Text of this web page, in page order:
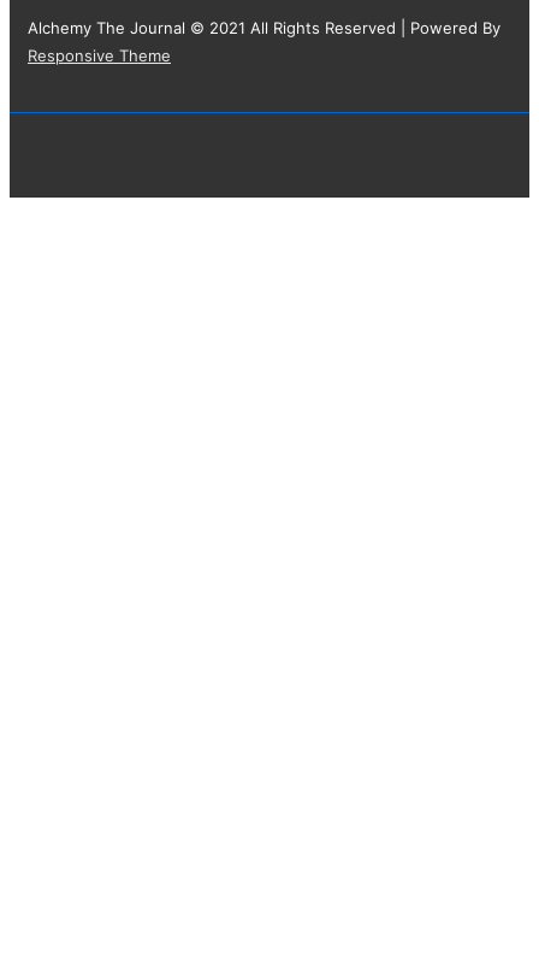
Alchemy The Journal © 2021 All Rights Reserved
| Powered By
Responsive Theme